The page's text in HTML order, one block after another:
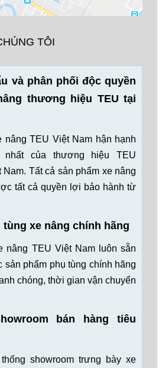
TÔI
và phân phối độc quyền
thương hiệu TEU tại
nâng TEU Việt Nam hận hạnh
của thương hiệu TEU
Nam. Tất cả sản phẩm xe nâng
tất cả quyền lợi bảo hành từ
tùng xe nâng chính hãng
nâng TEU Việt Nam luôn sẵn
sản phẩm phụ tùng chính hãng
chóng, thời gian vận chuyển
bán hàng tiêu
showroom trưng bày xe